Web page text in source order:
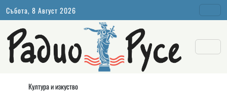
Събота, 8 Август 2026
Култура и изкуство